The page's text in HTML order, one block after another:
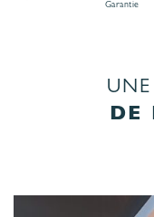
Garantie
DE